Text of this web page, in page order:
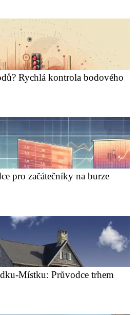
Rychlá kontrola bodového
pro začátečníky na burze
Místku: Průvodce trhem